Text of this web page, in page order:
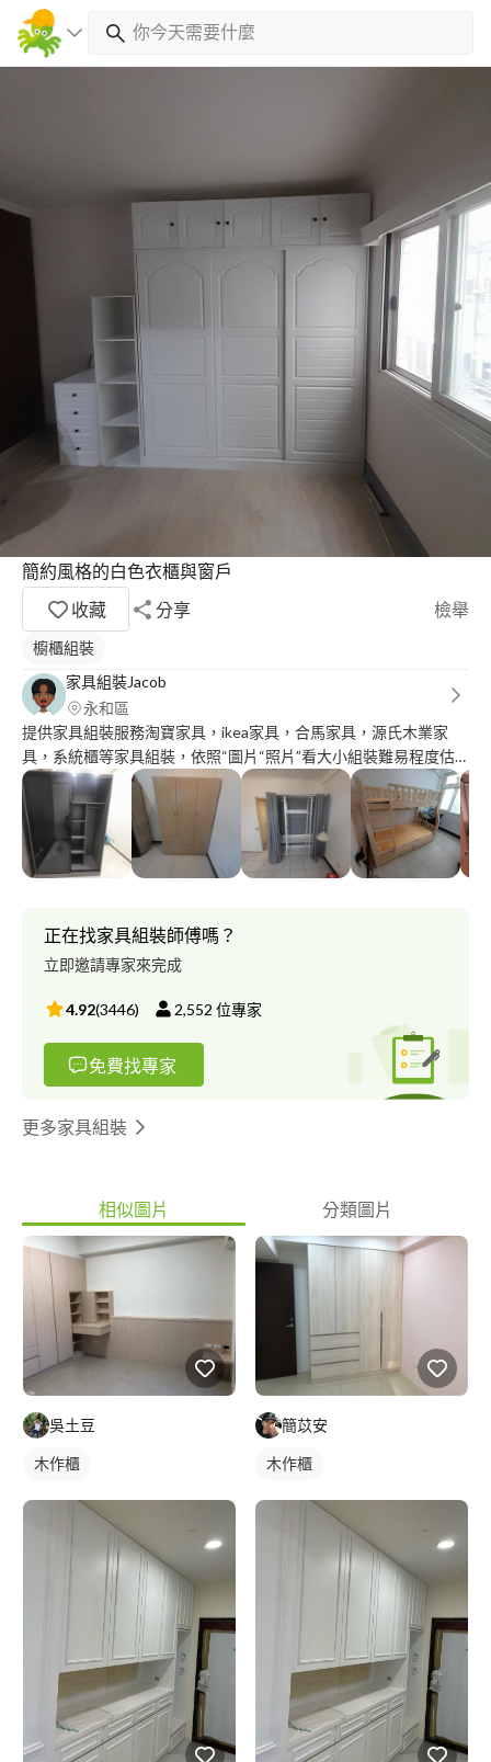
簡約風格的白色衣櫃與窗戶
收藏
分享 檢舉
櫥櫃組裝
家具組裝Jacob
永和區
提供家具組裝服務淘寶家具，ikea家具，合馬家具，源氏木業家
具，系統櫃等家具組裝，依照“圖片“照片”看大小組裝難易程度估
價這樣子。 資料裡面有些案例圖片可以參考 ∆舊家具拆裝沒運送服
務
正在找家具組裝師傅嗎？
立即邀請專家來完成
4.92(3446) 2,552 位專家
免費找專家
更多家具組裝
相似圖片 分類圖片
吳土豆
木作櫃
簡苡安
木作櫃